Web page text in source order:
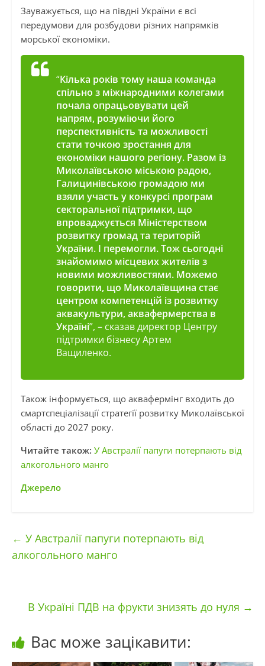
Зауважується, що на півдні України є всі
передумови для розбудови різних напрямків
морської економіки.
“Кілька років тому наша команда
спільно з міжнародними колегами
почала опрацьовувати цей
напрям, розуміючи його
перспективність та можливості
стати точкою зростання для
економіки нашого регіону. Разом із
Миколаївською міською радою,
Галицинівською громадою ми
взяли участь у конкурсі програм
секторальної підтримки, що
впроваджується Міністерством
розвитку громад та територій
України. І перемогли. Тож сьогодні
знайомимо місцевих жителів з
новими можливостями. Можемо
говорити, що Миколаївщина стає
центром компетенцій із розвитку
аквакультури, аквафермерства в
Україні”, – сказав директор Центру
підтримки бізнесу Артем
Ващиленко.
Також інформується, що аквафермінг входить до
смартспеціалізації стратегії розвитку Миколаївської
області до 2027 року.
Читайте також: У Австралії папуги потерпають від
алкогольного манго
Джерело
← У Австралії папуги потерпають від
алкогольного манго
В Україні ПДВ на фрукти знизять до нуля →
Вас може зацікавити: